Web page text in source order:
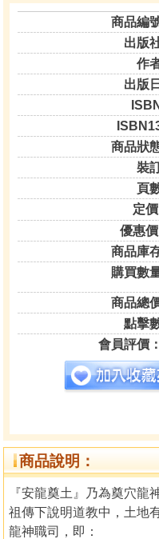
商品編
出版
作
出版日
ISBN
商品狀
裝
頁
定
優惠
商品庫
購買數
商品總
點擊
會員評價
商品說明：
『安龍奠土』乃為奠穴龍
祖傳下說明道教中，土地
龍神職司，即：